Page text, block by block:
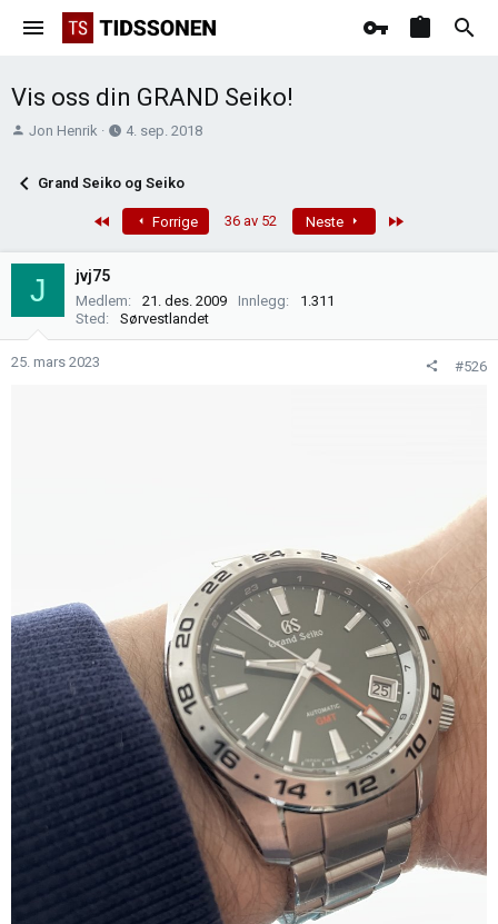
Vis oss din GRAND Seiko!
T
å
a
Jon Henrik
O
t
4. sep. 2018
Grand Seiko og Seiko
Forrige 36 av 52 Neste
J jvj75
Medlem 21. des. 2009 Innlegg
1.311
Sted
Sørvestlandet
25. mars 2023 #526